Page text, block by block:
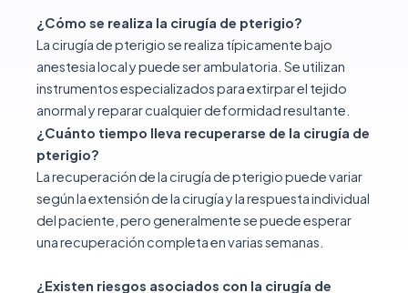
¿Cómo se realiza la cirugía de pterigio?
La cirugía de pterigio se realiza típicamente bajo
anestesia local y puede ser ambulatoria. Se utilizan
instrumentos especializados para extirpar el tejido
anormal y reparar cualquier deformidad resultante.
¿Cuánto tiempo lleva recuperarse de la cirugía de
pterigio?
La recuperación de la cirugía de pterigio puede variar
según la extensión de la cirugía y la respuesta individual
del paciente, pero generalmente se puede esperar
una recuperación completa en varias semanas.
¿Existen riesgos asociados con la cirugía de